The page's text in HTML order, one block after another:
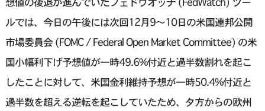
ルでは、今日の午後には次回12月9〜10日の米国連邦公開
市場委員会 (FOMC / Federal Open Market Committee) の米
国小幅利下げ予想値が一時49.6%付近と過半数割れを起こ
したことに対して、米国金利維持予想が一時50.4%付近と
過半数を超える逆転を起こしていたため、夕方からの欧州